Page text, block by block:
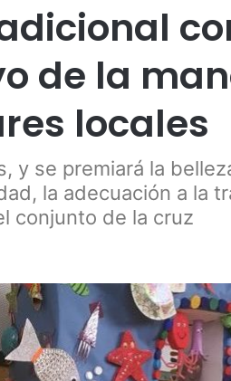
de la
locales
y se premiará la
la adecuación a la
conjunto de la cruz